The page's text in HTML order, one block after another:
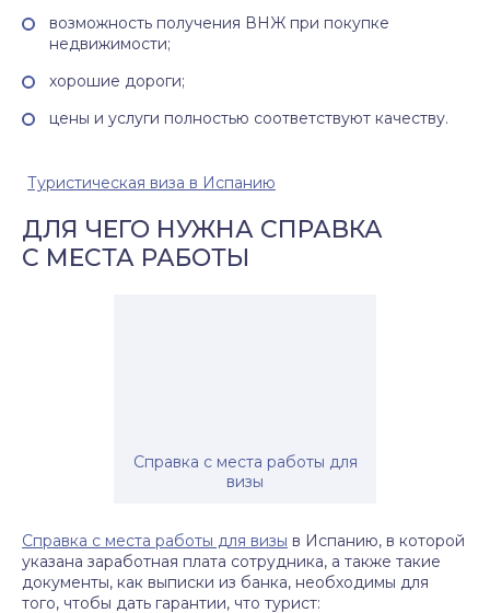
возможность получения ВНЖ при покупке
недвижимости;
хорошие дороги;
цены и услуги полностью соответствуют качеству.
Туристическая виза в Испанию
ДЛЯ ЧЕГО НУЖНА СПРАВКА
С МЕСТА РАБОТЫ
Справка с места работы для
визы
Справка с места работы для визы в Испанию, в которой
указана заработная плата сотрудника, а также такие
документы, как выписки из банка, необходимы для
того, чтобы дать гарантии, что турист: